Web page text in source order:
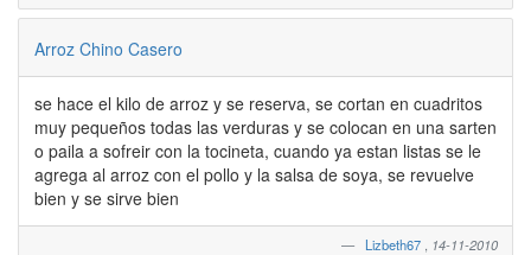
Arroz Chino Casero
se hace el kilo de arroz y se reserva, se cortan en cuadritos
muy pequeños todas las verduras y se colocan en una sarten
o paila a sofreir con la tocineta, cuando ya estan listas se le
agrega al arroz con el pollo y la salsa de soya, se revuelve
bien y se sirve bien
Lizbeth67 14-11-2010